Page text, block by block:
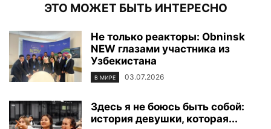
ЭТО МОЖЕТ БЫТЬ ИНТЕРЕСНО
Не только реакторы: Obninsk
NEW глазами участника из
Узбекистана
В МИРЕ 03.07.2026
Здесь я не боюсь быть собой:
история девушки, которая...